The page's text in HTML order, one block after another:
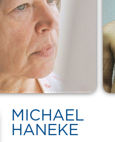
MICHAEL
HANEKE